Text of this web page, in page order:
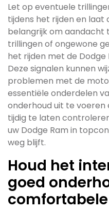
Let op eventuele
tijdens het rijden en laat
belangrijk om aandacht
trillingen of ongewone
het rijden met de Dodge
Deze signalen kunnen
problemen met de
essentiële onderdelen
onderhoud uit te
tijdig te laten
uw Dodge Ram in
weg blijft.
Houd het
goed